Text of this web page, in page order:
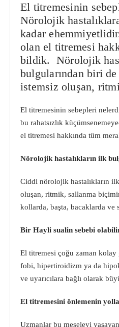
El titremesinin
Nörolojik
kadar
olan el titremesi
bildik. Nörolojik
bulgularından biri
istemsiz oluşan,
El titremesinin sebepleri
bu rahatsızlık
el titremesi hakkında tüm
Nörolojik hastalıkların ilk
Ciddi nörolojik hastalıkların
oluşan, ritmik, sallanma
kollarda, başta, bacaklarda ve
Bir Hayli sualin sebebi
El titremesi çoğu zaman
fobi, hipertiroidizm ya da
ve uyarıcılara bağlı olarak
El titremesini önlemenin
Uzmanlar bu meseleyi